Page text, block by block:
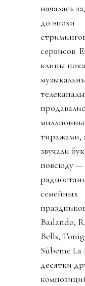
началась
до эпохи
сервисов.
клипы
тиражами,
звучали
повсюду —
семейных
Bailando,
Bells,
Súbeme
десятки